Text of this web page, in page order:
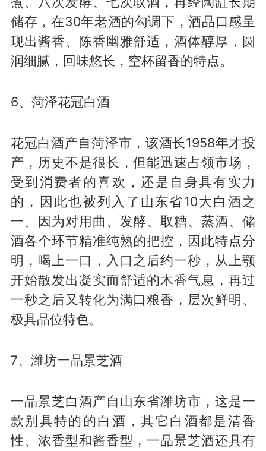
储存，在30年老酒的勾调下，酒品口感呈
现出酱香、陈香幽雅舒适，酒体醇厚，圆
润细腻，回味悠长，空杯留香的特点。
6、菏泽花冠白酒
花冠白酒产自菏泽市，该酒长1958年才投
产，历史不是很长，但能迅速占领市场，
受到消费者的喜欢，还是自身具有实力
的，因此也被列入了山东省10大白酒之
一。因为对用曲、发酵、取糟、蒸酒、储
酒各个环节精准纯熟的把控，因此特点分
明，喝上一口，入口之后约一秒，从上颚
开始散发出凝实而舒适的木香气息，再过
一秒之后又转化为满口粮香，层次鲜明、
极具品位特色。
7、潍坊一品景芝酒
一品景芝白酒产自山东省潍坊市，这是一
款别具特的的白酒，其它白酒都是清香
性、浓香型和酱香型，一品景芝酒还具有